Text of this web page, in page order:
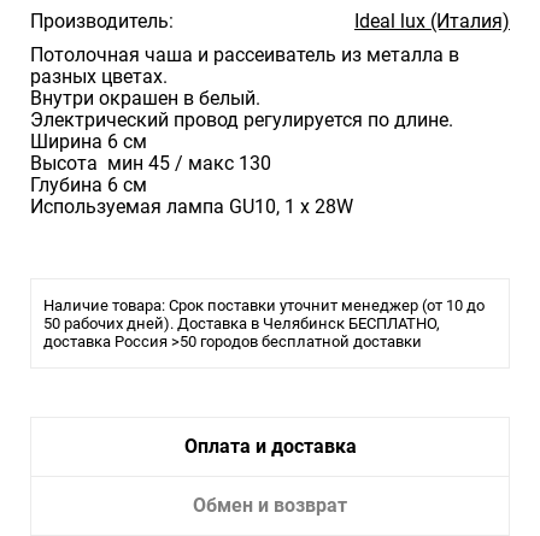
Производитель:
Ideal lux (Италия)
Потолочная чаша и рассеиватель из металла в
разных цветах.
Внутри окрашен в белый.
Электрический провод регулируется по длине.
Ширина 6 см
Высота мин 45 / макс 130
Глубина 6 см
Используемая лампа GU10, 1 x 28W
Наличие товара: Срок поставки уточнит менеджер (от 10 до
50 рабочих дней). Доставка в Челябинск БЕСПЛАТНО,
доставка Россия >50 городов бесплатной доставки
Оплата и доставка
Обмен и возврат